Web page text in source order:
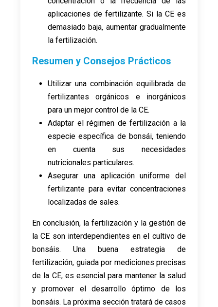
aplicaciones de fertilizante. Si la CE es
demasiado baja, aumentar gradualmente
la fertilización.
Resumen y Consejos Prácticos
Utilizar una combinación equilibrada de
fertilizantes orgánicos e inorgánicos
para un mejor control de la CE.
Adaptar el régimen de fertilización a la
especie específica de bonsái, teniendo
en cuenta sus necesidades
nutricionales particulares.
Asegurar una aplicación uniforme del
fertilizante para evitar concentraciones
localizadas de sales.
En conclusión, la fertilización y la gestión de
la CE son interdependientes en el cultivo de
bonsáis. Una buena estrategia de
fertilización, guiada por mediciones precisas
de la CE, es esencial para mantener la salud
y promover el desarrollo óptimo de los
bonsáis. La próxima sección tratará de casos